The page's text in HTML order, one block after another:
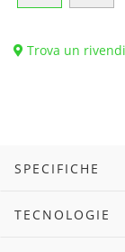
Trova un
SPECIFICHE
TECNOLOGIE